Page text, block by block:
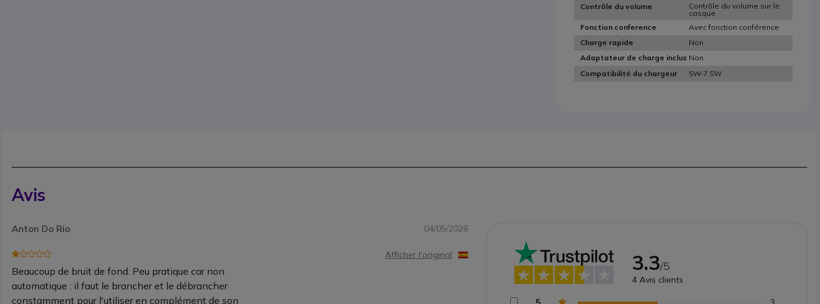
Contrôle du volume
Contrôle du volume sur le
casque
Fonction conference
Avec fonction conférence
Charge rapide
Non
Adaptateur de charge inclus Non
Compatibilité du chargeur
5W-7.5W
Avis
Anton Do Rio 04/05/2026
Beaucoup de bruit de fond. Peu pratique car non
automatique : il faut le brancher et le débrancher
constamment pour l'utiliser en complément de son
Afficher l'original 3.3/5
4 Avis clients